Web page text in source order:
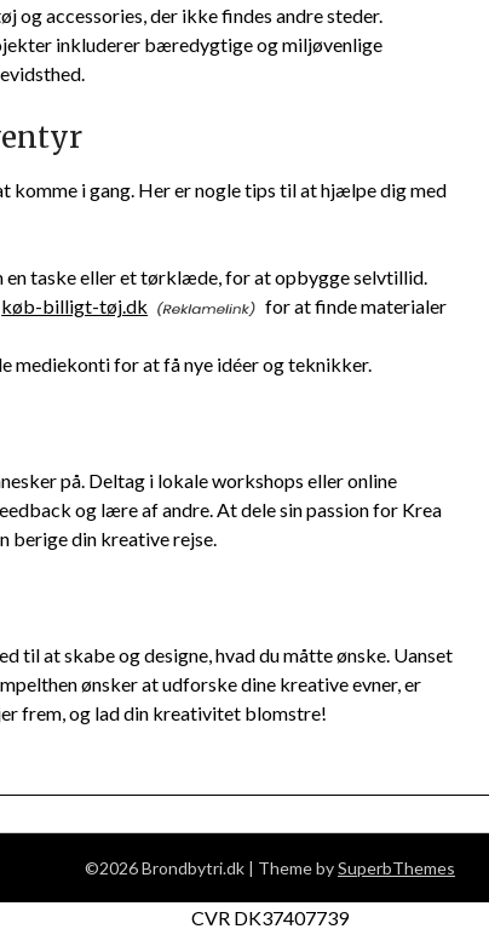
og accessories, der ikke findes andre steder.
inkluderer bæredygtige og miljøvenlige
komme i gang. Her er nogle tips til at hjælpe dig med
taske eller et tørklæde, for at opbygge selvtillid.
køb-billigt-tøj.dk
for at finde materialer
mediekonti for at få nye idéer og teknikker.
på. Deltag i lokale workshops eller online
og lære af andre. At dele sin passion for Krea
berige din kreative rejse.
til at skabe og designe, hvad du måtte ønske. Uanset
ønsker at udforske dine kreative evner, er
frem, og lad din kreativitet blomstre!
©2026 Brondbytri.dk | Theme bySuperbThemes
CVR DK37407739